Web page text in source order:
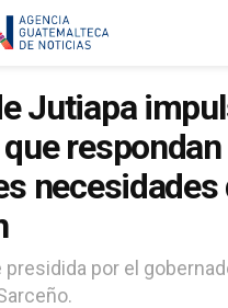
Jutiapa
respondan
necesidades
presidida por el